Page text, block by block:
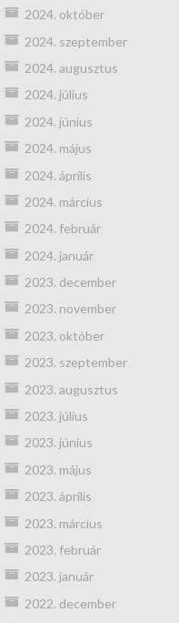
2024. október
2024. szeptember
2024. augusztus
2024. július
2024. június
2024. május
2024. április
2024. március
2024. február
2024. január
2023. december
2023. november
2023. október
2023. szeptember
2023. augusztus
2023. július
2023. június
2023. május
2023. április
2023. március
2023. február
2023. január
2022. december